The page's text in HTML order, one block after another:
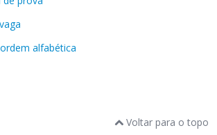
alfabética
Voltar para o topo